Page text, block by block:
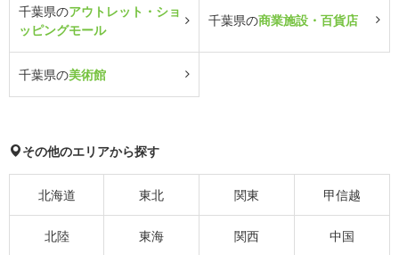
千葉県のアウトレット・ショ
ッピングモール
千葉県の商業施設・百貨店
千葉県の美術館
その他のエリアから探す
北海道 東北 関東 甲信越
北陸 東海 関西 中国